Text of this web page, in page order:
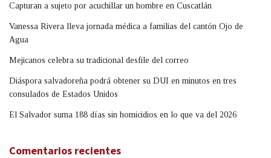
Capturan a sujeto por acuchillar un hombre en Cuscatlán
Vanessa Rivera lleva jornada médica a familias del cantón Ojo de
Agua
Mejicanos celebra su tradicional desfile del correo
Diáspora salvadoreña podrá obtener su DUI en minutos en tres
consulados de Estados Unidos
El Salvador suma 188 días sin homicidios en lo que va del 2026
Comentarios recientes